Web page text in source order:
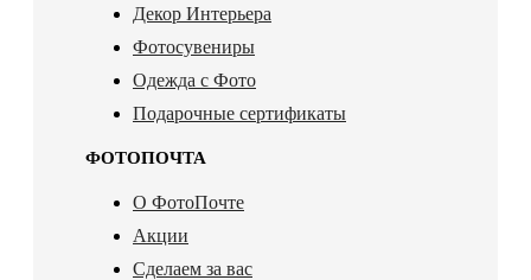
Декор Интерьера
Фотосувениры
Одежда с Фото
Подарочные сертификаты
ФОТОПОЧТА
О ФотоПочте
Акции
Сделаем за вас